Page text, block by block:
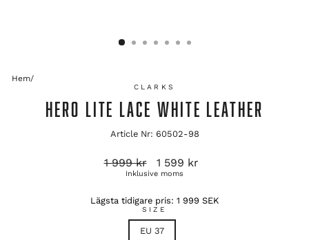
Hem/
CLARKS
HERO LITE LACE WHITE LEATHER
Article Nr: 60502-98
Ordinarie
1 999 kr Reapris
1 599 kr
Inklusive moms
Lägsta tidigare pris: 1 999 SEK
SIZE
EU 37